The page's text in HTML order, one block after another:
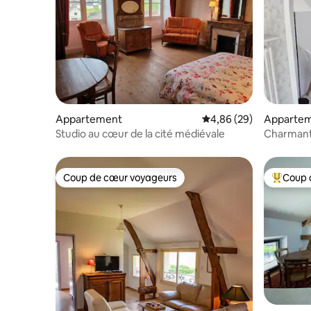
Appartement Évaluation moyenne
4,86 (29)
Studio au cœur de la cité médiévale
Coup de cœur voyageurs
Coup de cœur voyageurs Coups
Coup